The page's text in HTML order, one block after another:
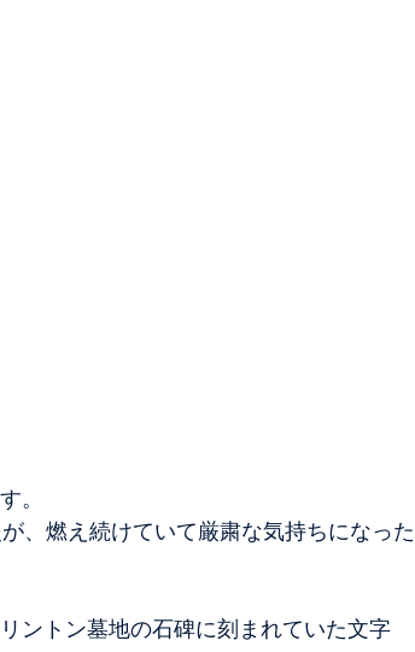
。
、燃え続けていて厳粛な気持ちになっ
ントン墓地の石碑に刻まれていた文字